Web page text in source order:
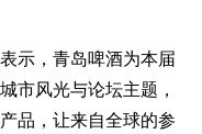
示，青岛啤酒为本届
市风光与论坛主题，
品，让来自全球的参